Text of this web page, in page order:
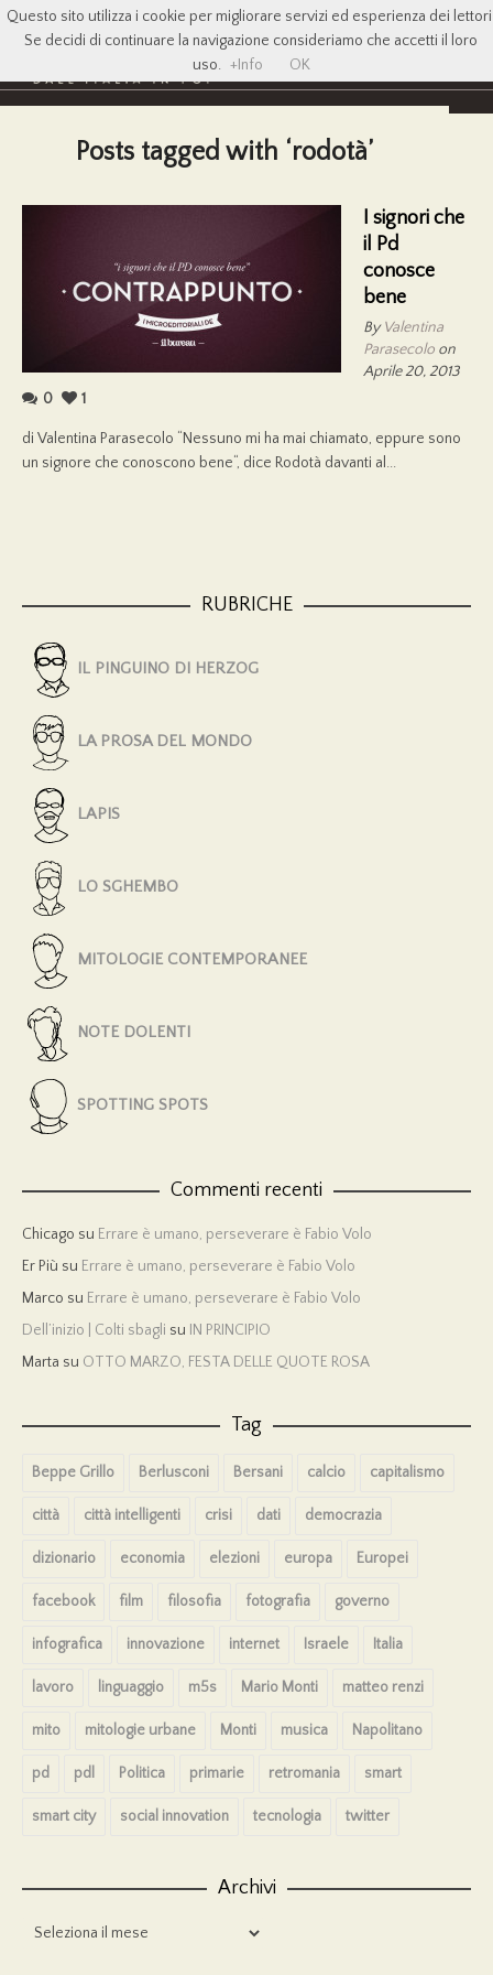
Posts tagged with ‘rodotà’
I signori che
il Pd
conosce
bene
ByValentina
Parasecolo on
Aprile 20, 2013
0
1
di Valentina Parasecolo “Nessuno mi ha mai chiamato, eppure sono
un signore che conoscono bene“, dice Rodotà davanti al...
RUBRICHE
IL PINGUINO DI HERZOG
LA PROSA DEL MONDO
LAPIS
LO SGHEMBO
MITOLOGIE CONTEMPORANEE
NOTE DOLENTI
SPOTTING SPOTS
Commenti recenti
Chicago su Errare è umano, perseverare è Fabio Volo
Er Più su Errare è umano, perseverare è Fabio Volo
Marco su Errare è umano, perseverare è Fabio Volo
Dell’inizio | Colti sbagli su IN PRINCIPIO
Marta su OTTO MARZO, FESTA DELLE QUOTE ROSA
Tag
Beppe Grillo Berlusconi Bersani calcio capitalismo
città città intelligenti crisi dati democrazia
dizionario economia elezioni europa Europei
facebook film filosofia fotografia governo
infografica innovazione internet Israele Italia
lavoro linguaggio m5s Mario Monti matteo renzi
mito mitologie urbane Monti musica Napolitano
pd pdl Politica primarie retromania smart
smart city social innovation tecnologia twitter
Archivi
Archivi
Questo sito utilizza i cookie per migliorare servizi ed esperienza dei
Se decidi di continuare la navigazione consideriamo che accetti il loro
uso. +Info OK